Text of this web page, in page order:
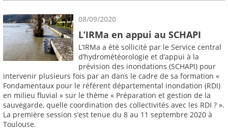
08/09/2020
L’IRMa en appui au SCHAPI
L’IRMa a été sollicité par le Service central
d’hydrométéorologie et d’appui à la
prévision des inondations (SCHAPI) pour
intervenir plusieurs fois par an dans le cadre de sa formation «
Fondamentaux pour le référent départemental inondation (RDI)
en milieu fluvial » sur le thème « Préparation et gestion de la
sauvegarde, quelle coordination des collectivités avec les RDI ? ».
La première session s’est tenue du 8 au 11 septembre 2020 à
Toulouse.